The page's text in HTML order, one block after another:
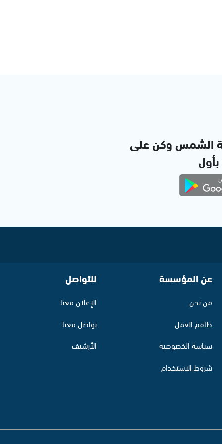
الشمس وكن على
بأول
عن المؤسسة
من نحن
طاقم العمل
سياسة الخصوصية
شروط الاستخدام
للتواصل
الإعلان معنا
تواصل معنا
الأرشيف